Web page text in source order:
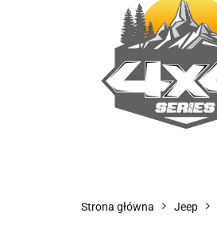
Panele ochronne
Strona główna Jeep